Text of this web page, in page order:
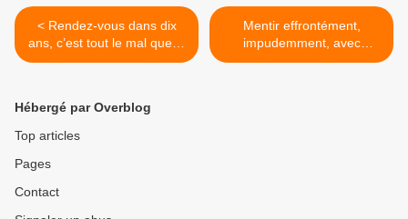
< Rendez-vous dans dix
ans, c’est tout le mal que je
me souhaite, pour boire
Mentir effrontément,
impudemment, avec
aplomb… >
Hébergé par Overblog
Top articles
Pages
Contact